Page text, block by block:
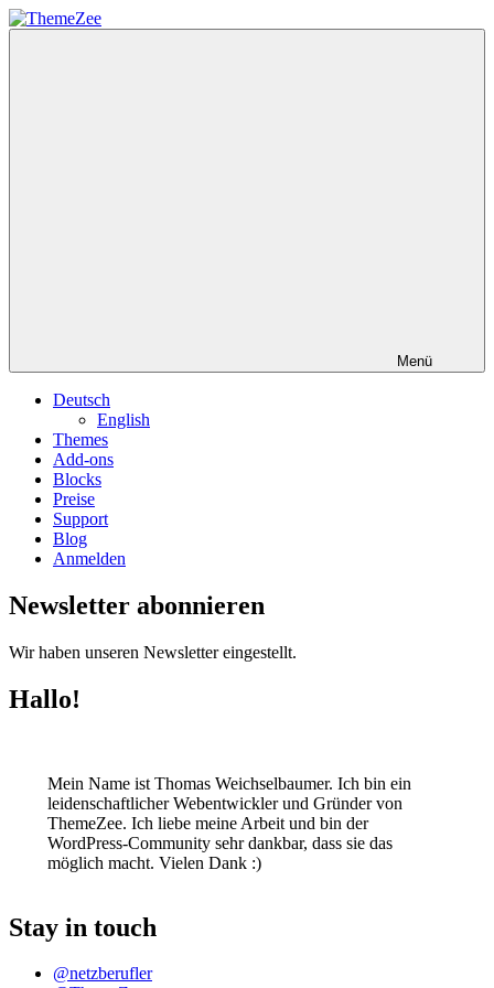
Zum
Inhalt
ThemeZee
Menü
Deutsch
English
Themes
Add-ons
Blocks
Preise
Support
Blog
Anmelden
Newsletter abonnieren
Wir haben unseren Newsletter eingestellt.
Hallo!
Mein Name ist Thomas Weichselbaumer. Ich bin ein
leidenschaftlicher Webentwickler und Gründer von
ThemeZee. Ich liebe meine Arbeit und bin der
WordPress-Community sehr dankbar, dass sie das
möglich macht. Vielen Dank :)
Stay in touch
@netzberufler